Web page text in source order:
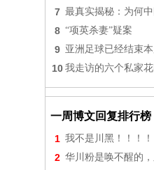
7 最真实揭秘：为何
8 “项英杀妻”疑案
9 亚洲足球已经结束
10 我走访的六个私家
一周博文回复排行榜
1 我不是川黑！！！！
2 华川粉是唤不醒的